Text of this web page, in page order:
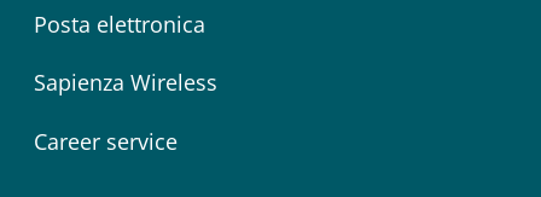
Posta elettronica
Sapienza Wireless
Career service